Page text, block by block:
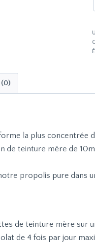
la plus concentrée
de teinture mère de
propolis pure dans
de teinture mère sur
de 4 fois par jour